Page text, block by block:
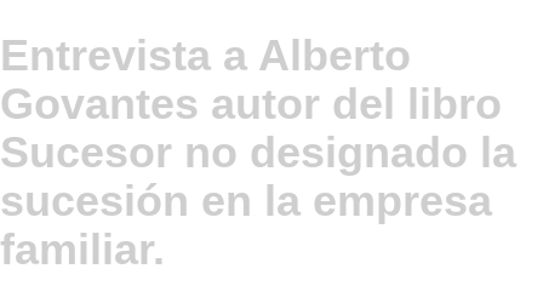
Entrevista a Alberto
Govantes autor del libro
Sucesor no designado la
sucesión en la empresa
familiar.